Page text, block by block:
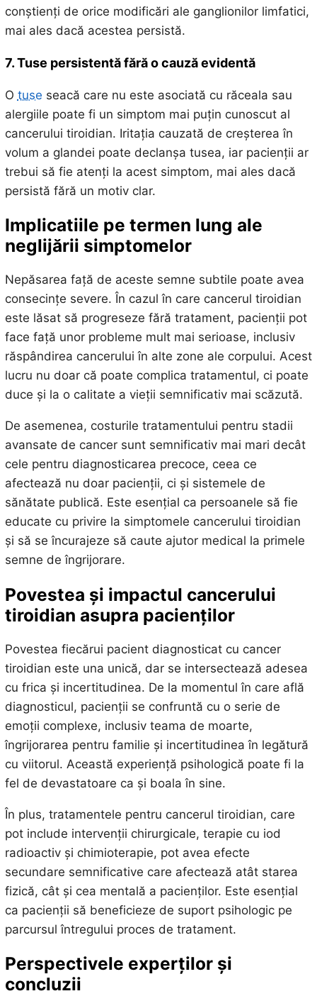
conștienți de orice modificări ale ganglionilor limfatici,
mai ales dacă acestea persistă.
7. Tuse persistentă fără o cauză evidentă
O tuse seacă care nu este asociată cu răceala sau
alergiile poate fi un simptom mai puțin cunoscut al
cancerului tiroidian. Iritația cauzată de creșterea în
volum a glandei poate declanșa tusea, iar pacienții ar
trebui să fie atenți la acest simptom, mai ales dacă
persistă fără un motiv clar.
Implicatiile pe termen lung ale
neglijării simptomelor
Nepăsarea față de aceste semne subtile poate avea
consecințe severe. În cazul în care cancerul tiroidian
este lăsat să progreseze fără tratament, pacienții pot
face față unor probleme mult mai serioase, inclusiv
răspândirea cancerului în alte zone ale corpului. Acest
lucru nu doar că poate complica tratamentul, ci poate
duce și la o calitate a vieții semnificativ mai scăzută.
De asemenea, costurile tratamentului pentru stadii
avansate de cancer sunt semnificativ mai mari decât
cele pentru diagnosticarea precoce, ceea ce
afectează nu doar pacienții, ci și sistemele de
sănătate publică. Este esențial ca persoanele să fie
educate cu privire la simptomele cancerului tiroidian
și să se încurajeze să caute ajutor medical la primele
semne de îngrijorare.
Povestea și impactul cancerului
tiroidian asupra pacienților
Povestea fiecărui pacient diagnosticat cu cancer
tiroidian este una unică, dar se intersectează adesea
cu frica și incertitudinea. De la momentul în care află
diagnosticul, pacienții se confruntă cu o serie de
emoții complexe, inclusiv teama de moarte,
îngrijorarea pentru familie și incertitudinea în legătură
cu viitorul. Această experiență psihologică poate fi la
fel de devastatoare ca și boala în sine.
În plus, tratamentele pentru cancerul tiroidian, care
pot include intervenții chirurgicale, terapie cu iod
radioactiv și chimioterapie, pot avea efecte
secundare semnificative care afectează atât starea
fizică, cât și cea mentală a pacienților. Este esențial
ca pacienții să beneficieze de suport psihologic pe
parcursul întregului proces de tratament.
Perspectivele experților și
concluzii